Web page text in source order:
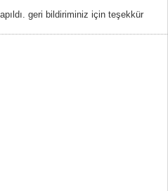
geri bildiriminiz için teşekkür